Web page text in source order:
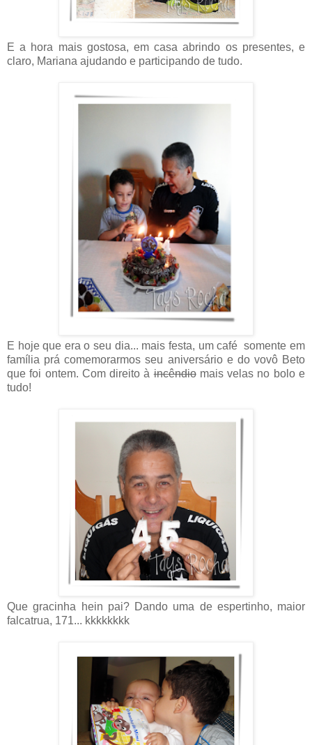
E a hora mais gostosa, em casa abrindo os presentes, e
claro, Mariana ajudando e participando de tudo.
E hoje que era o seu dia... mais festa, um café somente em
família prá comemorarmos seu aniversário e do vovô Beto
que foi ontem. Com direito àincêndiomais velas no bolo e
tudo!
Que gracinha hein pai? Dando uma de espertinho, maior
falcatrua, 171... kkkkkkkk